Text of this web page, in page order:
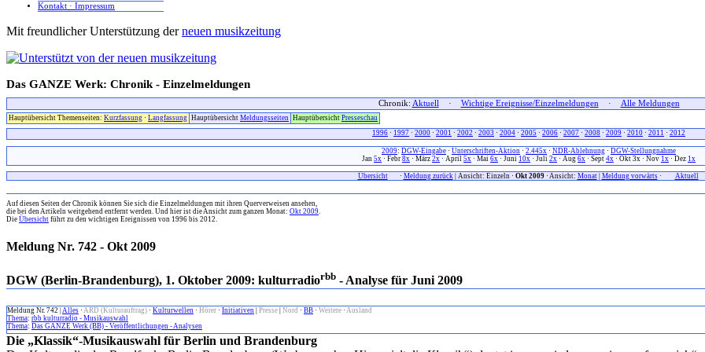
Kontakt · Impressum
Mit freundlicher Unterstützung derneuen musikzeitung
Das GANZE Werk: Chronik - Einzelmeldungen
Chronik: Aktuell · Wichtige Ereignisse/Einzelmeldungen · Alle Meldungen
Hauptübersicht Themenseiten: Kurzfassung · Langfassung Hauptübersicht Meldungsseiten Hauptübersicht Presseschau
1996 · 1997 · 2000 · 2001 · 2002 · 2003 · 2004 · 2005 · 2006 · 2007 · 2008 · 2009 · 2010 · 2011 · 2012
2009: DGW-Eingabe · Unterschriften-Aktion · 2.445x · NDR-Ablehnung · DGW-Stellungnahme
Jan 5x · Febr 8x · März 2x · April 5x · Mai 6x · Juni 10x · Juli 2x · Aug 6x · Sept 4x · Okt 3x · Nov 1x · Dez 1x
Übersichtxxx · Meldung zurück | Ansicht: Einzeln · Okt 2009· Ansicht: Monat| Meldung vorwärts· Aktuell
Auf diesen Seiten der Chronik können Sie sich die Einzelmeldungen mit ihren Querverweisen ansehen,
die bei den Artikeln weitgehend entfernt werden. Und hier ist die Ansicht zum ganzen Monat: Okt 2009
Die Übersicht führt zu den wichtigen Ereignissen von 1996 bis 2012.
Meldung Nr. 742 - Okt 2009
DGW (Berlin-Brandenburg), 1. Oktober 2009: kulturradiorbb - Analyse für Juni 2009
Meldung Nr. 742 | Alles · ARD (Kulturauftrag) · Kulturwellen · Hörer · Initiativen Presse Nord · BB · Weitere · Ausland
Thema: rbb kulturradio - Musikauswahl
Thema: Das GANZE Werk (BB) - Veröffentlichungen - Analysen
Die „Klassik“-Musikauswahl für Berlin und Brandenburg